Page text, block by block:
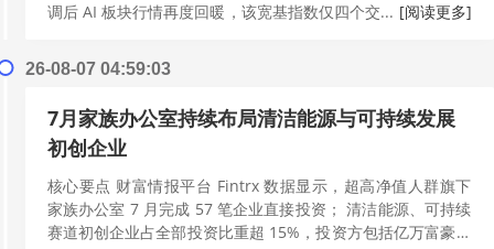
调后 AI 板块行情再度回暖，该宽基指数仅四个交... [阅读更多]
26-08-07 04:59:03
7月家族办公室持续布局清洁能源与可持续发展
初创企业
核心要点 财富情报平台 Fintrx 数据显示，超高净值人群旗下
家族办公室 7 月完成 57 笔企业直接投资； 清洁能源、可持续
赛道初创企业占全部投资比重超 15%，投资方包括亿万富豪约